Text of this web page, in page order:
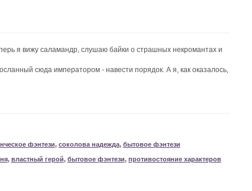
я вижу саламандр, слушаю байки о страшных некромантах и
сюда императором - навести порядок. А я, как оказалось,
фэнтези, соколова надежда, бытовое фэнтези
, властный герой, бытовое фэнтези, противостояние характеров